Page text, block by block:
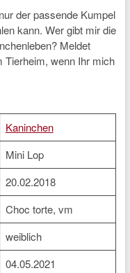
der passende Kumpel
kann. Wer gibt mir die
Meldet
Tierheim, wenn Ihr mich
Kaninchen
Mini Lop
20.02.2018
Choc torte, vm
weiblich
04.05.2021